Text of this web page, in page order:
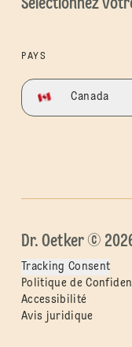
Sélectionnez
PAYS
Canada
Dr. Oetker ©
Tracking Consent
Politique de
Accessibilité
Avis juridique